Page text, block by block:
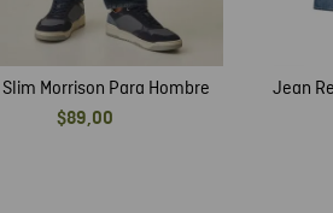
Morrison Para Hombre
$89,00
Jean